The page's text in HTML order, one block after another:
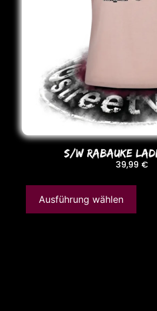
S/W RABAUKE
39,99 €
Ausführung wählen